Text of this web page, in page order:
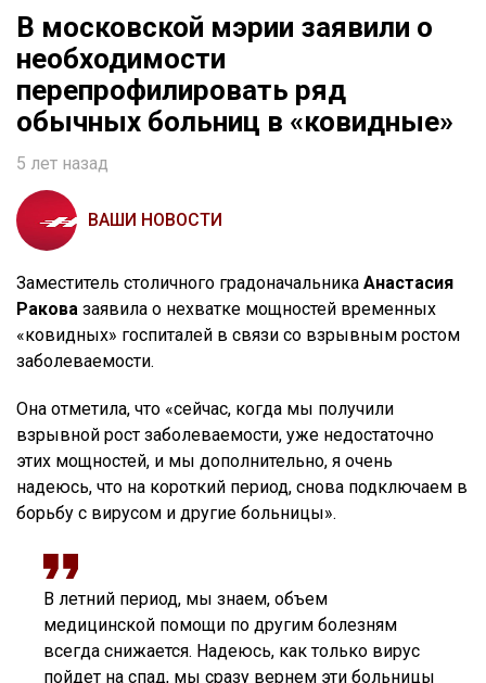
В московской мэрии заявили о
необходимости
перепрофилировать ряд
обычных больниц в «ковидные»
5 лет назад
ВАШИ НОВОСТИ
Заместитель столичного градоначальника Анастасия
Ракова заявила о нехватке мощностей временных
«ковидных» госпиталей в связи со взрывным ростом
заболеваемости.
Она отметила, что «сейчас, когда мы получили
взрывной рост заболеваемости, уже недостаточно
этих мощностей, и мы дополнительно, я очень
надеюсь, что на короткий период, снова подключаем в
борьбу с вирусом и другие больницы».
В летний период, мы знаем, объем
медицинской помощи по другим болезням
всегда снижается. Надеюсь, как только вирус
пойдет на спад, мы сразу вернем эти больницы